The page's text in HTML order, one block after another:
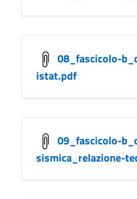
08_fascicolo-
istat.pdf
09_fascicolo-
sismica_relazione-